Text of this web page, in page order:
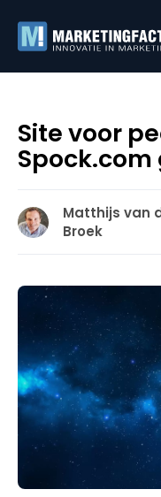
Site voor
Matthijs van
Broek